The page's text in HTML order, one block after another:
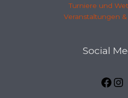
Turniere und
Veranstaltungen
Social